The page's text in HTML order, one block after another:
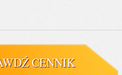
CENNIK